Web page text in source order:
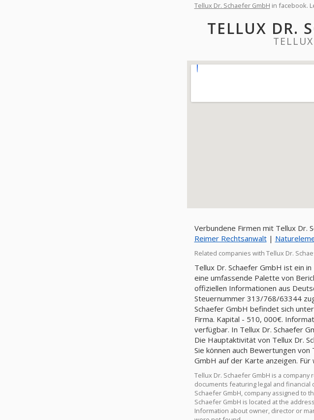
Tellux Dr. Schaefer GmbH in facebook.
TELLUX DR.
Verbundene Firmen mit Tellux Dr.
Reimer Rechtsanwalt|
Related companies with Tellux Dr.
Tellux Dr. Schaefer GmbH ist ein
eine umfassende Palette von
offiziellen Informationen aus
Steuernummer 313/768/63344
Schaefer GmbH befindet sich
Firma. Kapital - 510, 000€.
verfügbar. In Tellux Dr. Schaefer
Die Hauptaktivität von Tellux Dr.
Sie können auch Bewertungen
GmbH auf der Karte anzeigen.
Tellux Dr. Schaefer GmbH is a
documents featuring legal and financial
Schaefer GmbH, company assigned to
Schaefer GmbH is located at the
Information about owner, director or